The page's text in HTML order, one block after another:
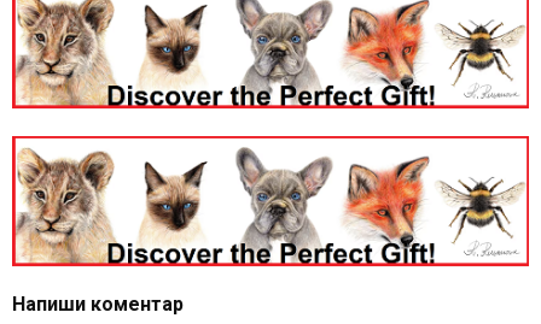
Напиши коментар